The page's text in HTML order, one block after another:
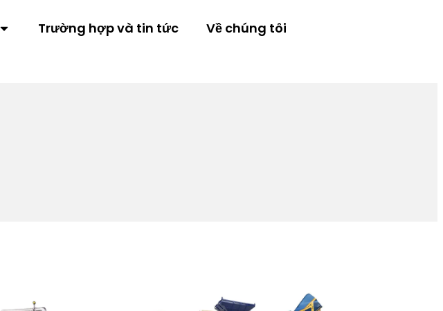
Trường hợp và tin tức
Về chúng tôi